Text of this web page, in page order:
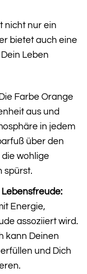
nicht nur ein
bietet auch eine
Leben
Farbe Orange
aus und
in jedem
über den
wohlige
spürst.
Energie,
assoziiert wird.
kann Deinen
und Dich